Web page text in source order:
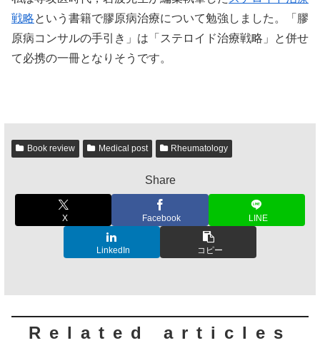
戦略という書籍で膠原病治療について勉強しました。「膠
原病コンサルの手引き」は「ステロイド治療戦略」と併せ
て必携の一冊となりそうです。
Book review Medical post Rheumatology
Share
X Facebook LINE
LinkedIn コピー
Related articles